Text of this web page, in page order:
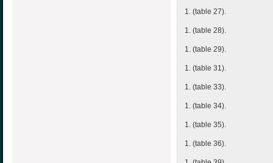
1. (table 27).
1. (table 28).
1. (table 29).
1. (table 31).
1. (table 33).
1. (table 34).
1. (table 35).
1. (table 36).